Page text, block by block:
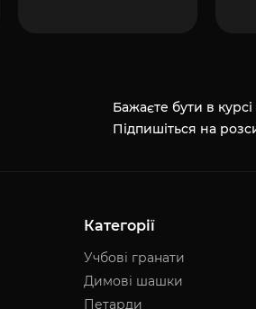
Бажаєте бути в
Підпишіться на
Категорії
Учбові гранати
Димові шашки
Петарди